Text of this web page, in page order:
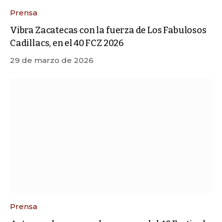
Prensa
Vibra Zacatecas con la fuerza de Los Fabulosos
Cadillacs, en el 40 FCZ 2026
29 de marzo de 2026
Prensa